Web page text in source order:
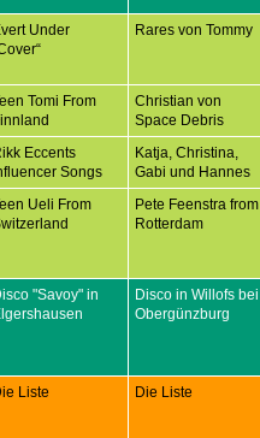
Under
Rares von Tommy
Tomi From
Christian von
Space Debris
Eccents
Songs
Katja, Christina,
Gabi und Hannes
Ueli From
Pete Feenstra from
Rotterdam
"Savoy" in
Disco in Willofs bei
Obergünzburg
Liste Die Liste